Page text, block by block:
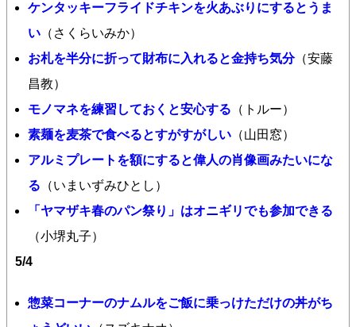
ケンタッキーフライドチキンを火あぶりにするとうま
い （さくらいみか）
お札を半分に折って財布に入れると金持ち気分（安藤
昌教）
モノマネを練習しておくと安心する （トルー）
素麺を麦茶で食べるとすがすがしい （山田窓）
アルミプレートを額にすると偉人の肖像画みたいにな
る （いまいずみひとし）
「ヤマザキ春のパン祭り」はオニギリでも参加できる
（小堺丸子）
5/4
惣菜コーナーのナムルをご飯に乗っけただけの丼がち